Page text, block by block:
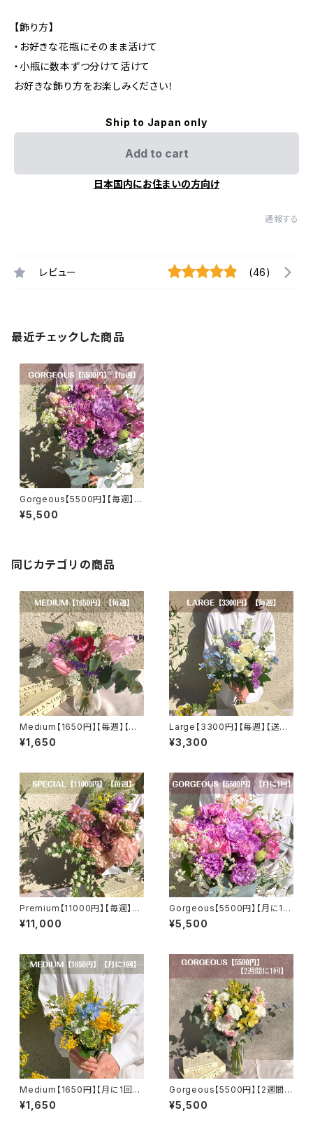
【飾り方】
・お好きな花瓶にそのまま活けて
・小瓶に数本ずつ分けて活けて
お好きな飾り方をお楽しみください！
Ship to Japan only
Add to cart
日本国内にお住まいの方向け
通報する
レビュー (46)
最近チェックした商品
Gorgeous【5500円】【毎週】
【選べるカラー】【送料無料】
¥5,500
同じカテゴリの商品
Medium【1650円】【毎週】【送
料無料】
¥1,650
Large【3300円】【毎週】【送料
無料】
¥3,300
Premium【11000円】【毎週】
【選べるカラー】【送料無料】
¥11,000
Gorgeous【5500円】【月に1
回】【選べるカラー】【送料無料】
¥5,500
Medium【1650円】【月に1回】
【送料無料】
¥1,650
Gorgeous【5500円】【2週間に
1回】【選べるカラー】【送料無料】
¥5,500